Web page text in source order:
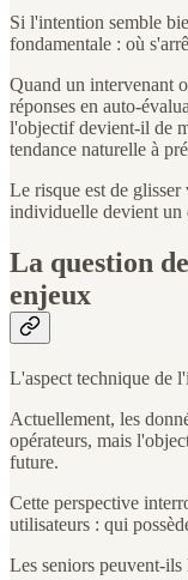
Si l'intention semble
fondamentale : où
Quand un intervenant
réponses en auto-
l'objectif devient-il de
tendance naturelle à
Le risque est de
individuelle devient un
La question
enjeux
L'aspect technique de
Actuellement, les
opérateurs, mais
future.
Cette perspective
utilisateurs : qui
Les seniors peuvent-ils